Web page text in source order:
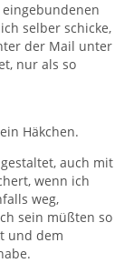
selber schicke,
der Mail unter
nur als so
Häkchen.
auch mit
wenn ich
weg,
sein müßten so
und dem